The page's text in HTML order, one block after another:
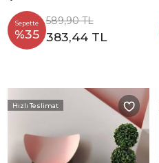
Sepette
%35
589,90 TL
383,44 TL
Hızlı Teslimat